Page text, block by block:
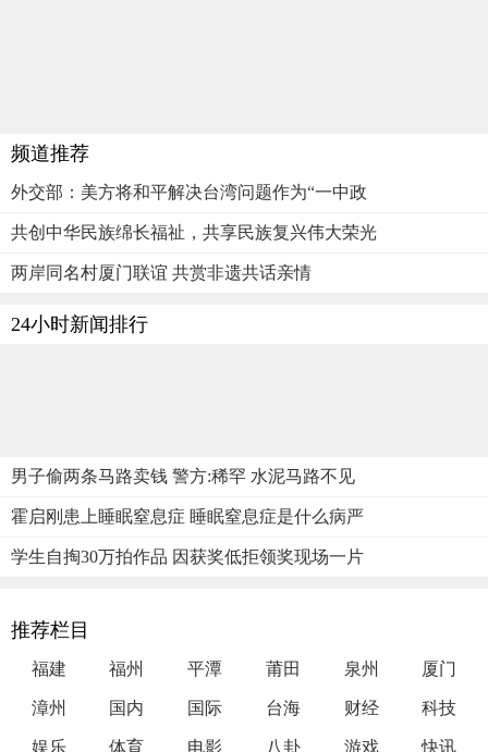
频道推荐
外交部：美方将和平解决台湾问题作为“一中政
共创中华民族绵长福祉，共享民族复兴伟大荣光
两岸同名村厦门联谊 共赏非遗共话亲情
24小时新闻排行
男子偷两条马路卖钱 警方:稀罕 水泥马路不见
霍启刚患上睡眠窒息症 睡眠窒息症是什么病严
学生自掏30万拍作品 因获奖低拒领奖现场一片
推荐栏目
福建 福州 平潭 莆田 泉州 厦门
漳州 国内 国际 台海 财经 科技
娱乐 体育 电影 八卦 游戏 快讯